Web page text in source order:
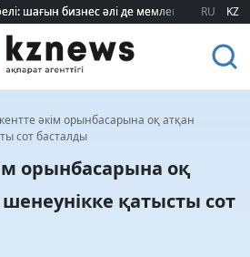
шағын бизнес әлі де мемлекеттік
шағын бизнес әлі де мемлекеттікRU KZ
әкім орынбасарына оқ атқан
сот басталды
орынбасарына оқ
қатысты сот